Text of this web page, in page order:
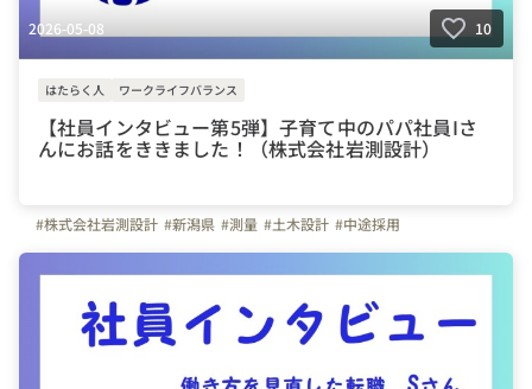
2026-05-08 10
はたらく人 ワークライフバランス
【社員インタビュー第5弾】子育て中のパパ社員Iさ
んにお話をききました！（株式会社岩測設計）
#株式会社岩測設計 #新潟県 #測量 #土木設計 #中途採用